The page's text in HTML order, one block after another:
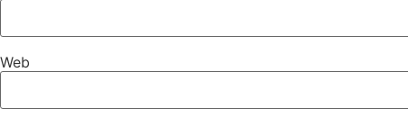
Web